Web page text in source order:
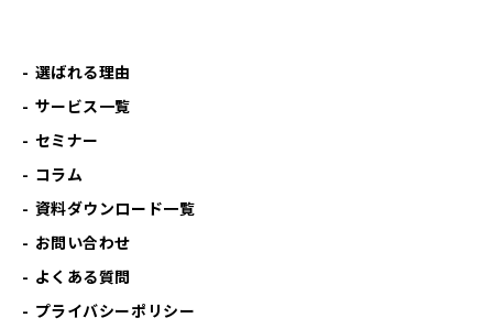
選ばれる理由
サービス一覧
セミナー
コラム
資料ダウンロード一覧
お問い合わせ
よくある質問
プライバシーポリシー